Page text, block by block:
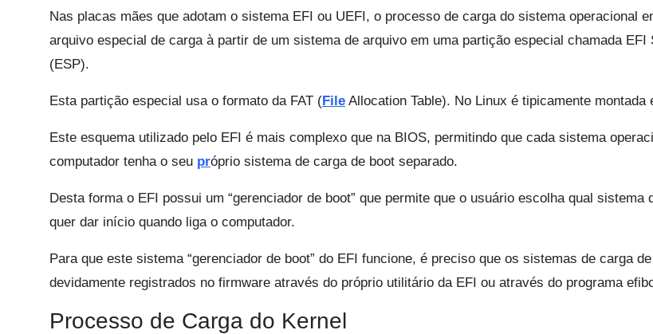
Nas placas mães que adotam o sistema EFI ou UEFI, o processo de carga do sistema operacional
arquivo especial de carga à partir de um sistema de arquivo em uma partição especial chamada EFI
(ESP).
Esta partição especial usa o formato da FAT (File Allocation Table). No Linux é tipicamente montada
Este esquema utilizado pelo EFI é mais complexo que na BIOS, permitindo que cada sistema
computador tenha o seu próprio sistema de carga de boot separado.
Desta forma o EFI possui um “gerenciador de boot” que permite que o usuário escolha qual sistema
quer dar início quando liga o computador.
Para que este sistema “gerenciador de boot” do EFI funcione, é preciso que os sistemas de carga
devidamente registrados no firmware através do próprio utilitário da EFI ou através do programa
Processo de Carga do Kernel